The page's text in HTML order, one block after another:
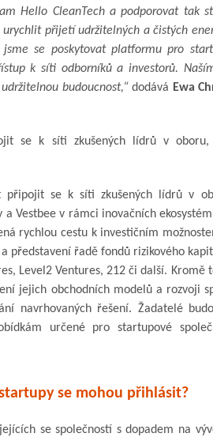
Hello CleanTech a podporovat tak
přijetí udržitelných a čistých
se poskytovat platformu pro
k síti odborníků a investorů.
budoucnost,“ dodává Ewa
se k síti zkušených lídrů v oboru,
připojit se k síti zkušených lídrů v
a Vestbee v rámci inovačních
rychlou cestu k investičním
představení řadě fondů rizikového
Level2 Ventures, 212 či další.
jejich obchodních modelů a rozvoji
navrhovaných řešení. Žadatelé
určené pro startupové
se mohou přihlásit?
se společností s dopadem na